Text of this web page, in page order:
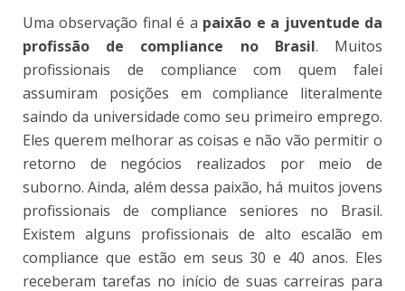
Uma observação final é a paixão e a juventude da
profissão de compliance no Brasil. Muitos
profissionais de compliance com quem falei
assumiram posições em compliance literalmente
saindo da universidade como seu primeiro emprego.
Eles querem melhorar as coisas e não vão permitir o
retorno de negócios realizados por meio de
suborno. Ainda, além dessa paixão, há muitos jovens
profissionais de compliance seniores no Brasil.
Existem alguns profissionais de alto escalão em
compliance que estão em seus 30 e 40 anos. Eles
receberam tarefas no início de suas carreiras para